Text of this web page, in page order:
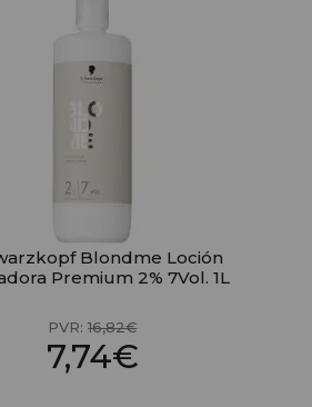
Blondme Loción
Premium 2% 7Vol. 1L
PVR:16,82€
7,74€